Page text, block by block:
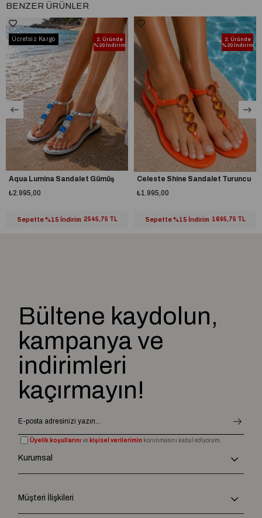
BENZER ÜRÜNLER
2. Üründe
%20 İndirim
Aqua Lumina Sandalet Gümüş
₺2.995,00
Sepette %15 İndirim 2545,75 TL
Ücretsiz Kargo
2. Üründe
%20 İndirim
Celeste Shine Sandalet Turuncu
₺1.995,00
Sepette %15 İndirim 1695,75 TL
Bültene kaydolun,
kampanya ve
indirimleri
kaçırmayın!
Üyelik koşullarını ve kişisel verilerimin korunmasını kabul ediyorum.
Kurumsal
Müşteri İlişkileri